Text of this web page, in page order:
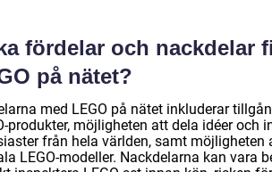
fördelar och nackdelar
på nätet?
med LEGO på nätet inkluderar
produkter, möjligheten att dela idéer och
från hela världen, samt möjligheten
LEGO-modeller. Nackdelarna kan vara